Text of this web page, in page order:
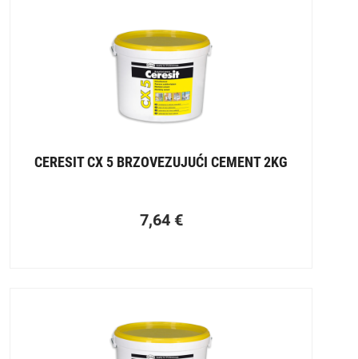
CERESIT CX 5 BRZOVEZUJUĆI CEMENT 2KG
7,64 €